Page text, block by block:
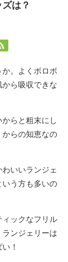
は？
か。よくボロボ
から吸収できな
らと粗末にし
からの知恵なの
いいランジェ
いう方も多いの
ィックなフリル
ンジェリーは
！